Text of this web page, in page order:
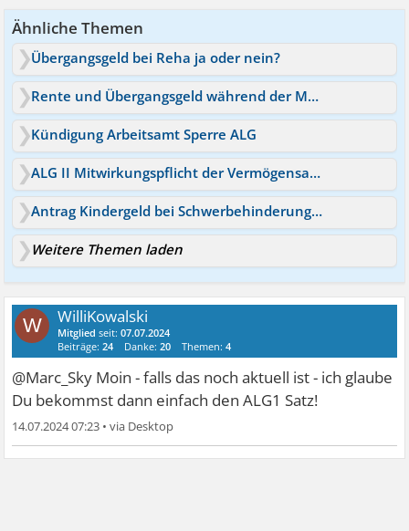
Ähnliche Themen
Übergangsgeld bei Reha ja oder nein?
Rente und Übergangsgeld während der Maßnahme?
Kündigung Arbeitsamt Sperre ALG
ALG II Mitwirkungspflicht der Vermögensaufstellung
Antrag Kindergeld bei Schwerbehinderung Anrechnung ALG?
Weitere Themen laden
W WilliKowalski
Mitglied seit:07.07.2024
Beiträge:24 Danke:20 Themen:4
@Marc_Sky Moin - falls das noch aktuell ist - ich glaube
Du bekommst dann einfach den ALG1 Satz!
14.07.2024 07:23 •